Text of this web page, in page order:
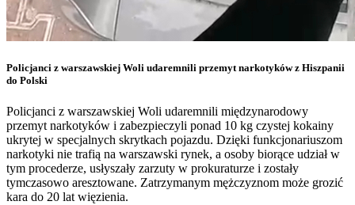
Policjanci z warszawskiej Woli udaremnili przemyt narkotyków z Hiszpanii
do Polski
Policjanci z warszawskiej Woli udaremnili międzynarodowy
przemyt narkotyków i zabezpieczyli ponad 10 kg czystej kokainy
ukrytej w specjalnych skrytkach pojazdu. Dzięki funkcjonariuszom
narkotyki nie trafią na warszawski rynek, a osoby biorące udział w
tym procederze, usłyszały zarzuty w prokuraturze i zostały
tymczasowo aresztowane. Zatrzymanym mężczyznom może grozić
kara do 20 lat więzienia.